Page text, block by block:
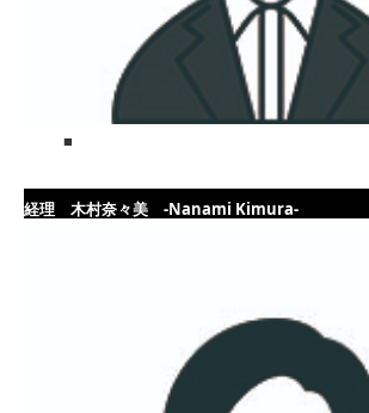
■
経理 木村奈々美 -Nanami Kimura-